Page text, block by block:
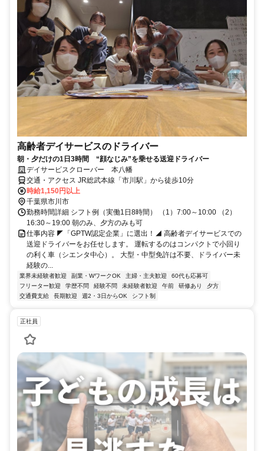
高齢者デイサービスのドライバー
朝・夕だけの1日3時間 “顔なじみ”を乗せる送迎ドライバー
デイサービスクローバー 本八幡
交通・アクセス JR総武本線「市川駅」から徒歩10分
時給1,150円以上
千葉県市川市
勤務時間詳細 シフト例（実働1日8時間） （1）7:00～10:00 （2）
16:30～19:00 朝のみ、夕方のみも可
仕事内容 ◤「GPTW認定企業」に選出！◢ 高齢者デイサービスでの
送迎ドライバーをお任せします。 運転するのはコンパクトで小回り
の利く車（シエンタ中心）。 大型・中型免許は不要、ドライバー未
経験の...
業界未経験者歓迎 副業・WワークOK 主婦・主夫歓迎
60代も応募可
フリーター歓迎
学歴不問 経験不問 未経験者歓迎 午前 研修あり
夕方
交通費支給
長期歓迎 週2・3日からOK シフト制
正社員